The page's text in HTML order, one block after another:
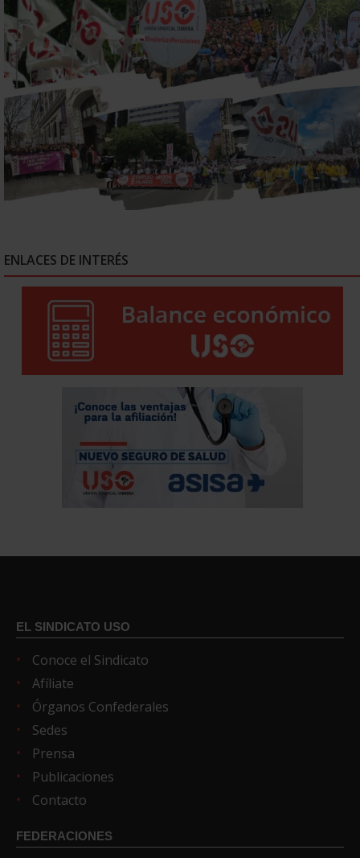
ENLACES DE INTERÉS
EL SINDICATO USO
Conoce el Sindicato
Afíliate
Órganos Confederales
Sedes
Prensa
Publicaciones
Contacto
FEDERACIONES